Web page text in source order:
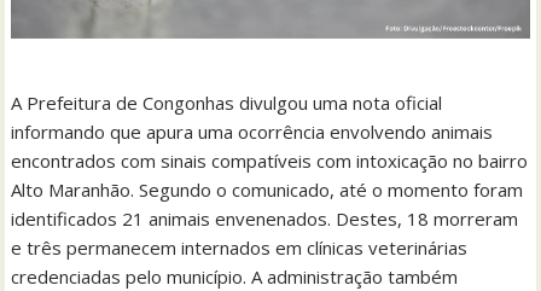
A Prefeitura de Congonhas divulgou uma nota oficial
informando que apura uma ocorrência envolvendo animais
encontrados com sinais compatíveis com intoxicação no bairro
Alto Maranhão. Segundo o comunicado, até o momento foram
identificados 21 animais envenenados. Destes, 18 morreram
e três permanecem internados em clínicas veterinárias
credenciadas pelo município. A administração também